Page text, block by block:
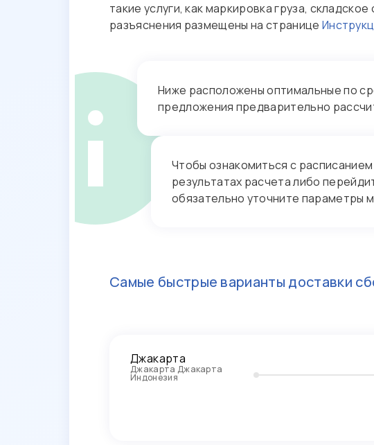
такие услуги, как маркировка груза,
разъяснения размещены на странице
Ниже расположены оптимальные по
предложения предварительно
Чтобы ознакомиться с
результатах расчета либо
обязательно уточните параметры
Самые быстрые варианты доставки
Джакарта
Джакарта Джакарта
Индонезия